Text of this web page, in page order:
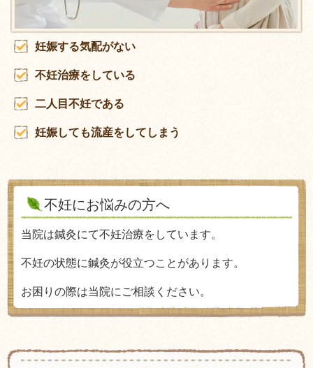
妊娠する気配がない
不妊治療をしている
二人目不妊である
妊娠しても流産をしてしまう
不妊にお悩みの方へ
当院は鍼灸にて不妊治療をしています。
不妊の状態に鍼灸が役立つことがあります。
お困りの際は当院にご相談ください。